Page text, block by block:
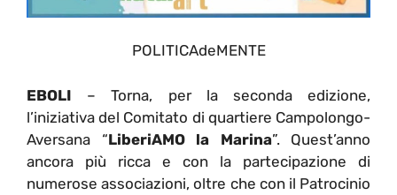
POLITICAdeMENTE
EBOLI – Torna, per la seconda edizione,
l’iniziativa del Comitato di quartiere Campolongo-
Aversana “LiberiAMO la Marina”. Quest’anno
ancora più ricca e con la partecipazione di
numerose associazioni, oltre che con il Patrocinio